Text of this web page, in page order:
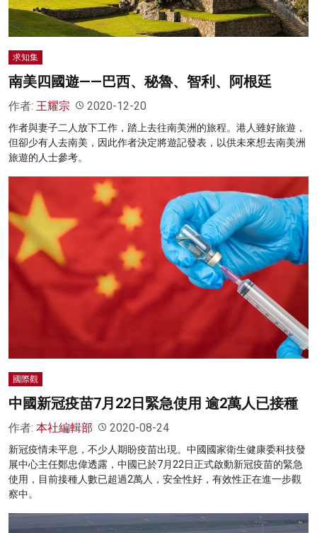
求知集
南美四國遊——巴西、秘魯、智利、阿根廷
作者: 王耀宗 2020-12-20
作者與妻子二人放下工作，踏上去往南美洲的旅程。港人雖好旅遊，
但卻少有人去南美，因此作者決定將遊記發表，以供未來想去南美洲
旅遊的人士參考。
國際觀
中國新冠疫苗7月22日緊急使用 逾2萬人已接種
作者: 本社編輯部 2020-08-24
新冠疫情未平息，不少人期盼疫苗出現。中國國家衛生健康委科技發
展中心主任鄭忠偉透露，中國已於7月22日正式啟動新冠疫苗的緊急
使用，目前接種人數已超過2萬人，安全性好，有效性正在進一步觀
察中。